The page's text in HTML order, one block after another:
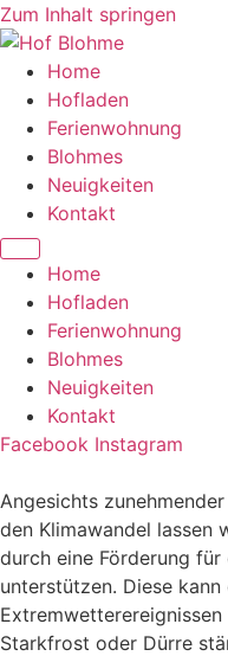
Zum Inhalt springen
Home
Hofladen
Ferienwohnung
Blohmes
Neuigkeiten
Kontakt
Home
Hofladen
Ferienwohnung
Blohmes
Neuigkeiten
Kontakt
Facebook Instagram
Angesichts
den Klimawandel lassen
durch eine Förderung
unterstützen. Diese
Starkfrost oder Dürre